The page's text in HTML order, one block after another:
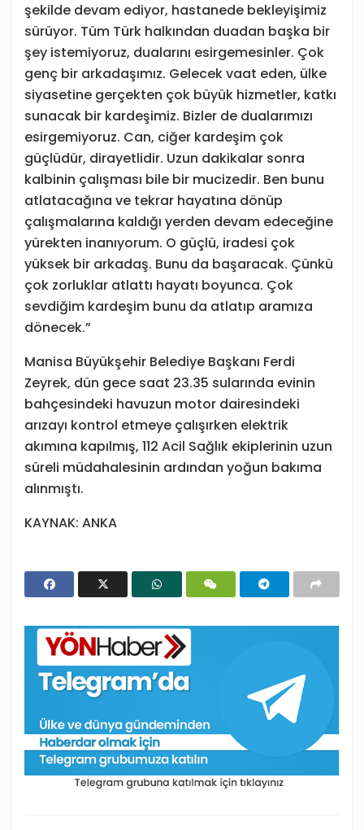
şekilde devam ediyor, hastanede bekleyişimiz
sürüyor. Tüm Türk halkından duadan başka bir
şey istemiyoruz, dualarını esirgemesinler. Çok
genç bir arkadaşımız. Gelecek vaat eden, ülke
siyasetine gerçekten çok büyük hizmetler, katkı
sunacak bir kardeşimiz. Bizler de dualarımızı
esirgemiyoruz. Can, ciğer kardeşim çok
güçlüdür, dirayetlidir. Uzun dakikalar sonra
kalbinin çalışması bile bir mucizedir. Ben bunu
atlatacağına ve tekrar hayatına dönüp
çalışmalarına kaldığı yerden devam edeceğine
yürekten inanıyorum. O güçlü, iradesi çok
yüksek bir arkadaş. Bunu da başaracak. Çünkü
çok zorluklar atlattı hayatı boyunca. Çok
sevdiğim kardeşim bunu da atlatıp aramıza
dönecek.”
Manisa Büyükşehir Belediye Başkanı Ferdi
Zeyrek, dün gece saat 23.35 sularında evinin
bahçesindeki havuzun motor dairesindeki
arızayı kontrol etmeye çalışırken elektrik
akımına kapılmış, 112 Acil Sağlık ekiplerinin uzun
süreli müdahalesinin ardından yoğun bakıma
alınmıştı.
KAYNAK: ANKA